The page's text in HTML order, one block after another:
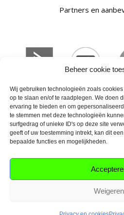
Beheer cookie
Wij gebruiken technologieën zoals
op te slaan en/of te raadplegen. We doen
ervaring te bieden en om
te stemmen met deze technologieën
surfgedrag of unieke ID's op deze site
geeft of uw toestemming intrekt, kan dit
bepaalde functies en mogelijkheden.
Weigeren
Partners en